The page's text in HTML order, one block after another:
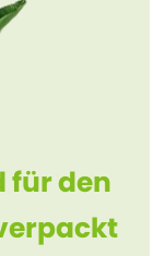
für den